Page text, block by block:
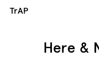
TrAP
Here &